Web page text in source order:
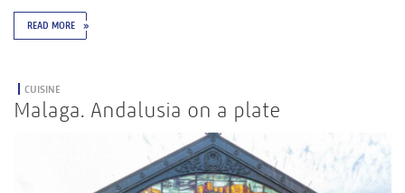
READ MORE »
CUISINE
Malaga. Andalusia on a plate